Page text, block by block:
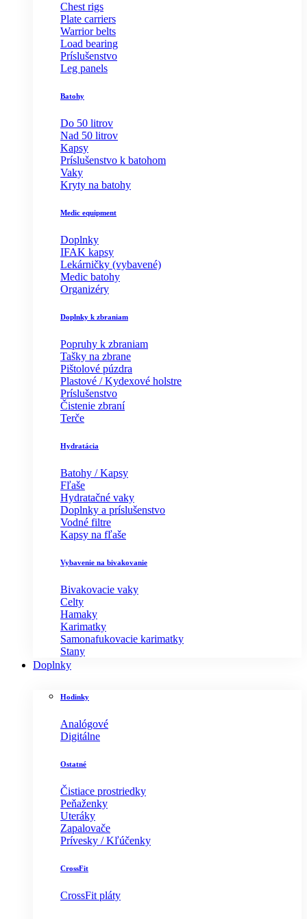
Chest rigs
Plate carriers
Warrior belts
Load bearing
Príslušenstvo
Leg panels
Batohy
Do 50 litrov
Nad 50 litrov
Kapsy
Príslušenstvo k batohom
Vaky
Kryty na batohy
Medic equipment
Doplnky
IFAK kapsy
Lekárničky (vybavené)
Medic batohy
Organizéry
Doplnky k zbraniam
Popruhy k zbraniam
Tašky na zbrane
Pištolové púzdra
Plastové / Kydexové holstre
Príslušenstvo
Čistenie zbraní
Terče
Hydratácia
Batohy / Kapsy
Fľaše
Hydratačné vaky
Doplnky a príslušenstvo
Vodné filtre
Kapsy na fľaše
Vybavenie na bivakovanie
Bivakovacie vaky
Celty
Hamaky
Karimatky
Samonafukovacie karimatky
Stany
Doplnky
Hodinky
Analógové
Digitálne
Ostatné
Čistiace prostriedky
Peňaženky
Uteráky
Zapalovače
Prívesky / Kľúčenky
CrossFit
CrossFit pláty